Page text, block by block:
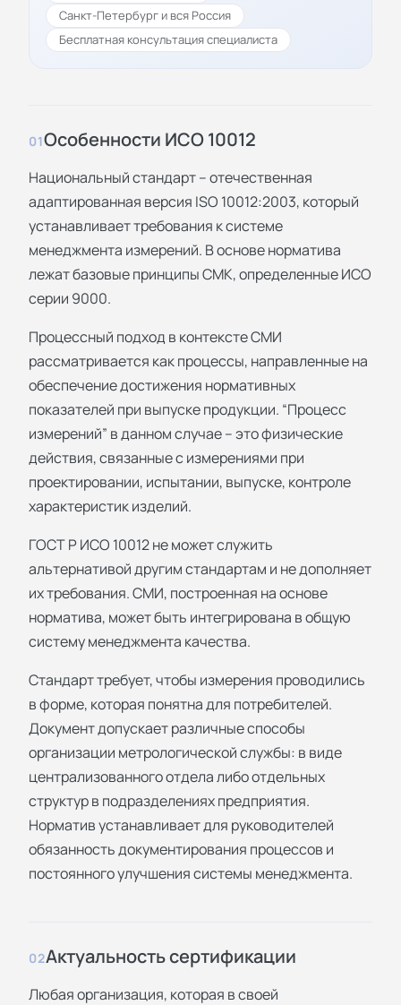
Санкт-Петербург и вся Россия
Бесплатная консультация специалиста
01Особенности ИСО 10012
Национальный стандарт – отечественная
адаптированная версия ISO 10012:2003, который
устанавливает требования к системе
менеджмента измерений. В основе норматива
лежат базовые принципы СМК, определенные ИСО
серии 9000.
Процессный подход в контексте СМИ
рассматривается как процессы, направленные на
обеспечение достижения нормативных
показателей при выпуске продукции. “Процесс
измерений” в данном случае – это физические
действия, связанные с измерениями при
проектировании, испытании, выпуске, контроле
характеристик изделий.
ГОСТ Р ИСО 10012 не может служить
альтернативой другим стандартам и не дополняет
их требования. СМИ, построенная на основе
норматива, может быть интегрирована в общую
систему менеджмента качества.
Стандарт требует, чтобы измерения проводились
в форме, которая понятна для потребителей.
Документ допускает различные способы
организации метрологической службы: в виде
централизованного отдела либо отдельных
структур в подразделениях предприятия.
Норматив устанавливает для руководителей
обязанность документирования процессов и
постоянного улучшения системы менеджмента.
02Актуальность сертификации
Любая организация, которая в своей